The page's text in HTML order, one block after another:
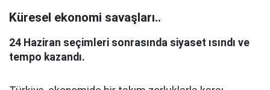
Küresel ekonomi savaşları..
24 Haziran seçimleri sonrasında siyaset ısındı ve
tempo kazandı.